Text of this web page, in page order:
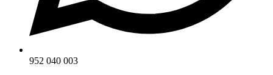
952 040 003